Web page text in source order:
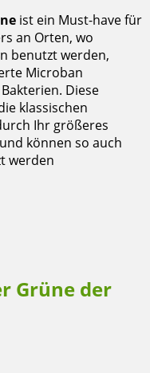
ist ein Must-have für
an Orten, wo
benutzt werden,
Microban
Diese
klassischen
Ihr größeres
können so auch
werden
Grüne der